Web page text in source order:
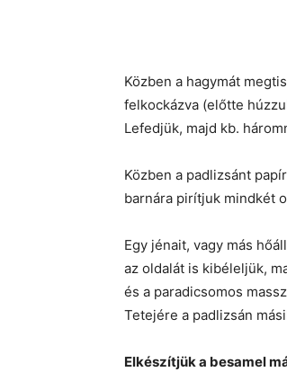
Közben a hagymát
felkockázva (előtte
Lefedjük, majd kb.
Közben a padlizsánt
barnára pirítjuk mindkét
Egy jénait, vagy más
az oldalát is kibéleljük,
és a paradicsomos
Tetejére a padlizsán
Elkészítjük a besamel